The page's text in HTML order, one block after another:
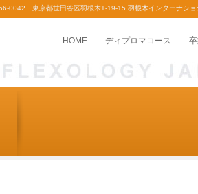
0042 東京都世田谷区羽根木1-19-15 羽根木インターナシ
HOME ディプロマコース